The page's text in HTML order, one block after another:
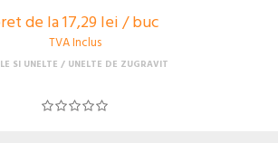
de la 17,29 lei / buc
TVA Inclus
SI UNELTE UNELTE DE ZUGRAVIT